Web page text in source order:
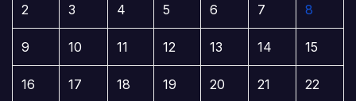
2 3 4 5 6 7 8
9 10 11 12 13 14 15
16 17 18 19 20 21 22